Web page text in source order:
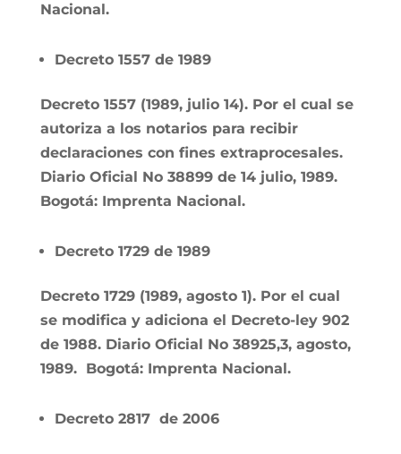
Nacional.
Decreto 1557 de 1989
Decreto 1557 (1989, julio 14). Por el cual se
autoriza a los notarios para recibir
declaraciones con fines extraprocesales.
Diario Oficial No 38899 de 14 julio, 1989.
Bogotá: Imprenta Nacional.
Decreto 1729 de 1989
Decreto 1729 (1989, agosto 1). Por el cual
se modifica y adiciona el Decreto-ley 902
de 1988. Diario Oficial No 38925,3, agosto,
1989. Bogotá: Imprenta Nacional.
Decreto 2817 de 2006